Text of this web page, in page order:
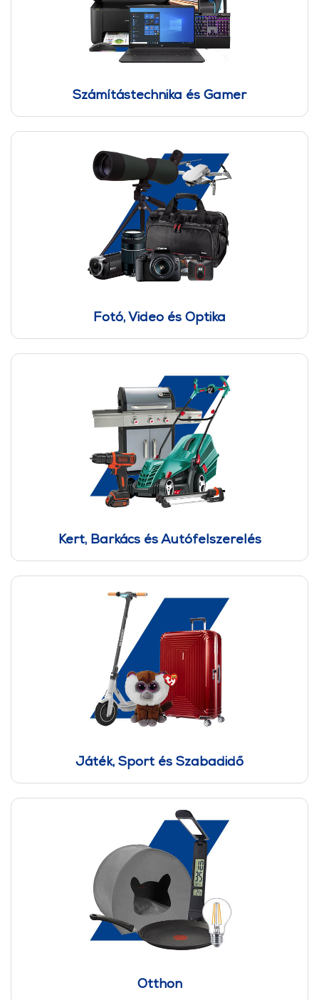
Számítástechnika és Gamer
Fotó, Video és Optika
Kert, Barkács és Autófelszerelés
Játék, Sport és Szabadidő
Otthon